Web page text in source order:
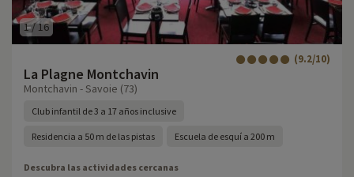
1/16
La Plagne Montchavin
(9.2/10)
Montchavin - Savoie (73)
Club infantil de 3 a 17 años inclusive
Residencia a 50 m de las pistas Escuela de esquí a 200 m
Descubra las actividades cercanas